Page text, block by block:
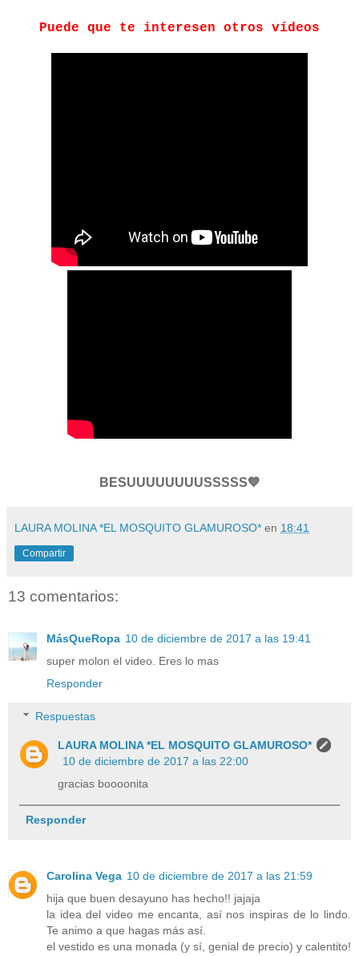
Puede que te interesen otros vídeos
BESUUUUUUUUSSSSS💙
LAURA MOLINA *EL MOSQUITO GLAMUROSO* en 18:41
Compartir
13 comentarios:
MásQueRopa 10 de diciembre de 2017 a las 19:41
super molon el video. Eres lo mas
Responder
Respuestas
LAURA MOLINA *EL MOSQUITO GLAMUROSO*
10 de diciembre de 2017 a las 22:00
gracias boooonita
Responder
Carolina Vega 10 de diciembre de 2017 a las 21:59
hija que buen desayuno has hecho!! jajaja
la idea del video me encanta, así nos inspiras de lo lindo.
Te animo a que hagas más así.
el vestido es una monada (y sí, genial de precio) y calentito!